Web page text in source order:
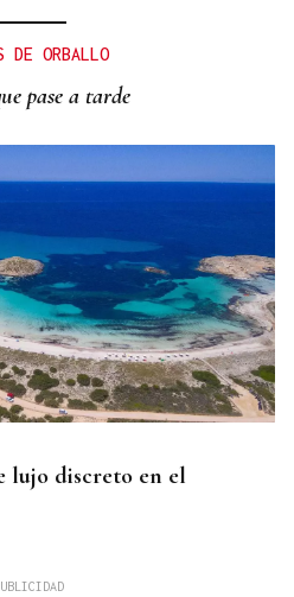
DE ORBALLO
pase a tarde
lujo discreto en el